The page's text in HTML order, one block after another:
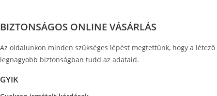
BIZTONSÁGOS ONLINE VÁSÁRLÁS
Az oldalunkon minden szükséges lépést megtettünk, hogy a létező
legnagyobb biztonságban tudd az adataid.
GYIK